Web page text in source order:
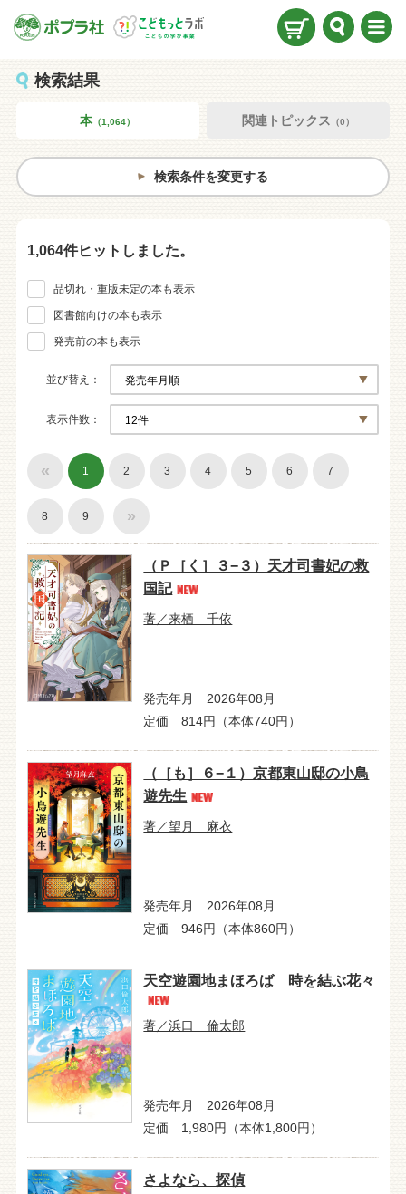
検索結果
本 （1,064） 関連トピックス （0）
検索条件を変更する
1,064件ヒットしました。
品切れ・重版未定の本も表示
図書館向けの本も表示
発売前の本も表示
並び替え
表示件数
« 1 2 3 4 5 6 7
8 9 »
（Ｐ［く］３−３）天才司書妃の救
国記
著／来栖 千依
発売年月 2026年08月
定価 814円（本体740円）
（［も］６−１）京都東山邸の小鳥
遊先生
著／望月 麻衣
発売年月 2026年08月
定価 946円（本体860円）
天空遊園地まほろば 時を結ぶ花々
著／浜口 倫太郎
発売年月 2026年08月
定価 1,980円（本体1,800円）
さよなら、探偵